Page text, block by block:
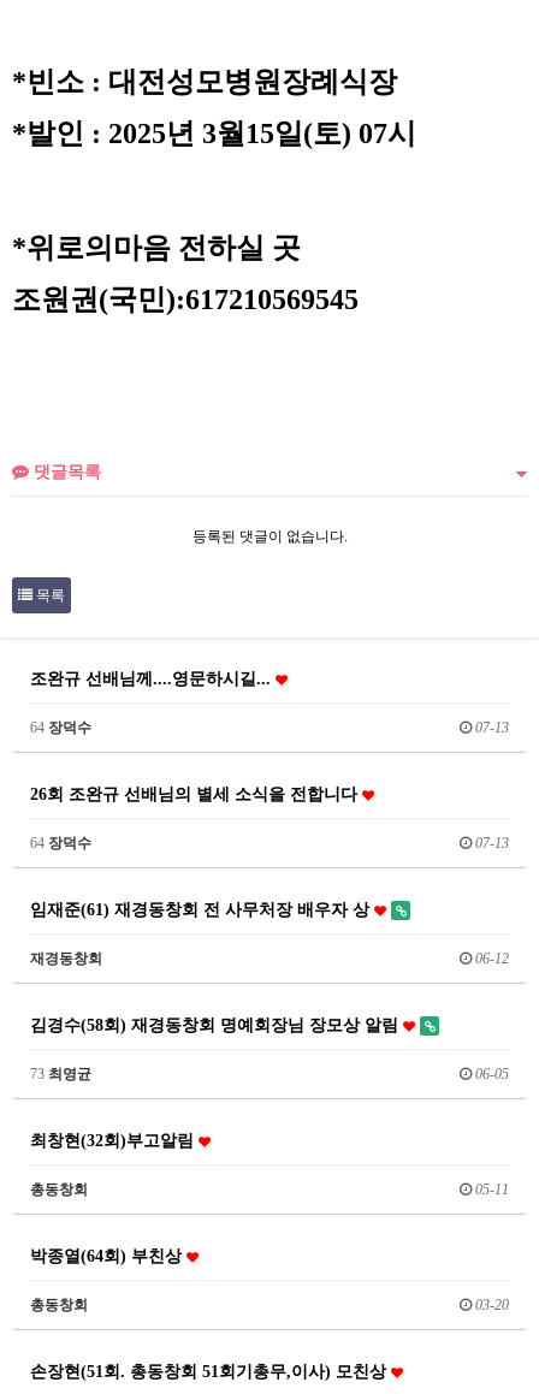
*빈소 : 대전성모병원장례식장
*발인 : 2025년 3월15일(토) 07시
*위로의마음 전하실 곳
조원권(국민):617210569545
댓글목록
등록된 댓글이 없습니다.
목록
조완규 선배님께....영문하시길...
64 장덕수 07-13
26회 조완규 선배님의 별세 소식을 전합니다
64 장덕수 07-13
임재준(61) 재경동창회 전 사무처장 배우자 상
재경동창회 06-12
김경수(58회) 재경동창회 명예회장님 장모상 알림
73 최영균 06-05
최창현(32회)부고알림
총동창회 05-11
박종열(64회) 부친상
총동창회 03-20
손장현(51회. 총동창회 51회기총무,이사) 모친상